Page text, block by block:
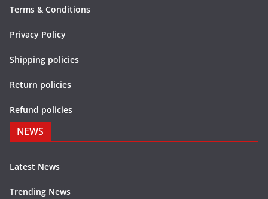
Terms & Conditions
Privacy Policy
Shipping policies
Return policies
Refund policies
NEWS
Latest News
Trending News